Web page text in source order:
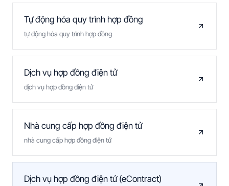
Tự động hóa quy trình hợp đồng
tự động hóa quy trình hợp đồng
Dịch vụ hợp đồng điện tử
dịch vụ hợp đồng điện tử
Nhà cung cấp hợp đồng điện tử
nhà cung cấp hợp đồng điện tử
Dịch vụ hợp đồng điện tử (eContract)